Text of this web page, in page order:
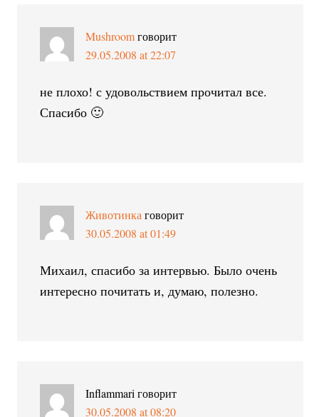
Mushroom говорит
29.05.2008 at 22:07
не плохо! с удовольствием прочитал все.
Спасибо 🙂
Животинка говорит
30.05.2008 at 01:49
Михаил, спасибо за интервью. Было очень
интересно почитать и, думаю, полезно.
Inflammari говорит
30.05.2008 at 08:20